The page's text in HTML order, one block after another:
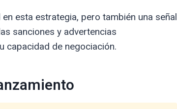
esta estrategia, pero también una señal
sanciones y advertencias
capacidad de negociación.